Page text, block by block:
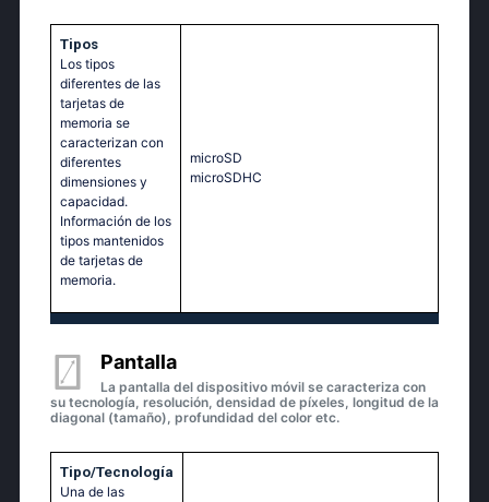
Tipos
Los tipos
diferentes de las
tarjetas de
memoria se
caracterizan con
diferentes
dimensiones y
capacidad.
Información de los
tipos mantenidos
de tarjetas de
memoria.
microSD
microSDHC
Pantalla
La pantalla del dispositivo móvil se caracteriza con
su tecnología, resolución, densidad de píxeles, longitud de la
diagonal (tamaño), profundidad del color etc.
Tipo/Tecnología
Una de las